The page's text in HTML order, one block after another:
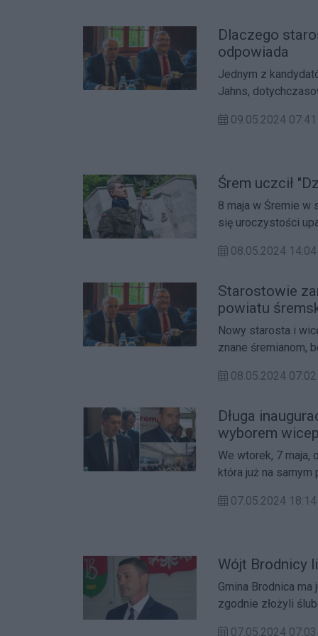
Dlaczego
odpowiada
Jednym z
Jahns,
09.05.2024 07:41
Śrem uczcił
8 maja w Śremie w
się uroczystości
08.05.2024 14:04
Starostowie
powiatu
Nowy starosta i
znane śremianom,
08.05.2024 07:02
Długa
wyborem
We wtorek, 7 maja,
która już na
07.05.2024 18:14
Wójt Brodnicy
Gmina Brodnica
zgodnie złożyli
07.05.2024 07:03